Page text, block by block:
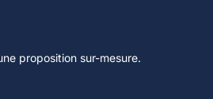
proposition sur-mesure.